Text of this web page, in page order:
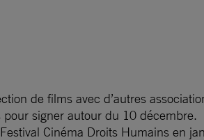
de films avec d’autres
signer autour du 10 décembre.
Cinéma Droits Humains en